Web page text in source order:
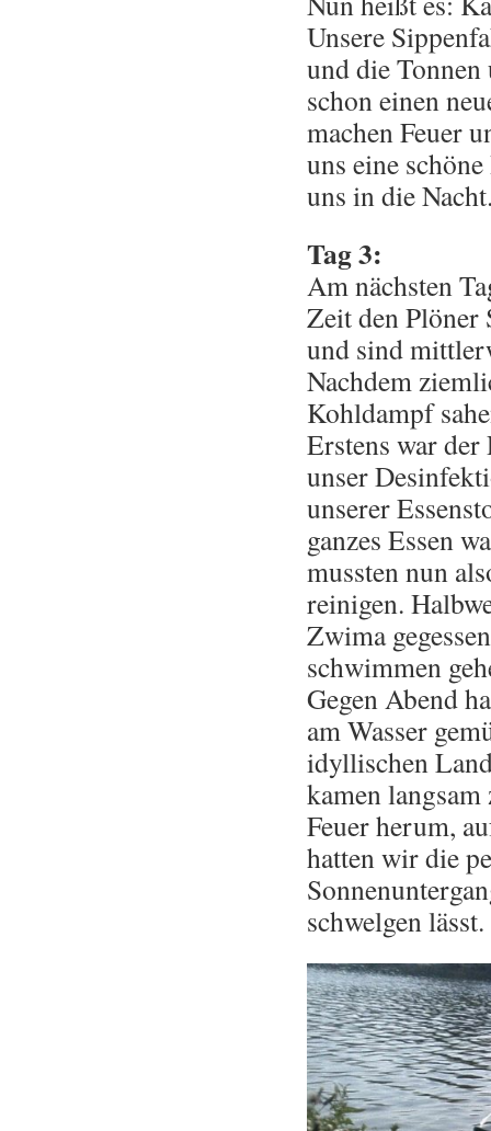
Unsere
und die Tonnen
schon einen
machen Feuer
uns eine
uns in die
Tag 3:
Am nächsten
Zeit den Plöner
und sind
Nachdem
Kohldampf
Erstens war
unser
unserer
ganzes Essen
mussten nun
reinigen.
Zwima
schwimmen
Gegen Abend
am Wasser
idyllischen
kamen
Feuer herum,
hatten wir die
schwelgen lässt.